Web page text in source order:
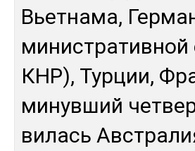
Вь­ет­на­ма,
КНР), Тур­ции,
ми­нув­ший
ви­лась